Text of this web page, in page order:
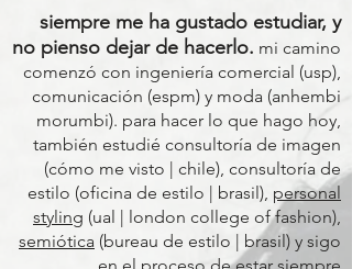
siempre me ha gustado estudiar, y
no pienso dejar de hacerlo. mi camino
comenzó con ingeniería comercial (usp),
comunicación (espm) y moda (anhembi
morumbi). para hacer lo que hago hoy,
también estudié consultoría de imagen
(cómo me visto | chile), consultoría de
estilo (oficina de estilo | brasil), personal
styling (ual | london college of fashion),
semiótica (bureau de estilo | brasil) y sigo